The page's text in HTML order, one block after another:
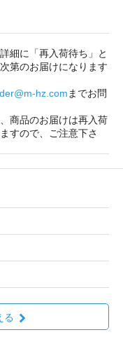
細に「再入荷待ち 」と
第のお届けになります
hz.comまでお問
商品のお届けは再入荷
すので、ご注意下さ
る